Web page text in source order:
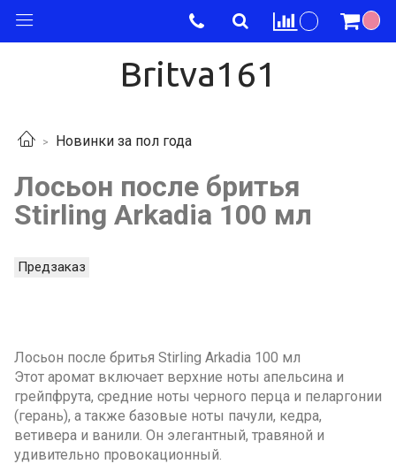
Britva161
Новинки за пол года
Лосьон после бритья
Stirling Arkadia 100 мл
Предзаказ
Лосьон после бритья Stirling Arkadia 100 мл
Этот аромат включает верхние ноты апельсина и
грейпфрута, средние ноты черного перца и пеларгонии
(герань), а также базовые ноты пачули, кедра,
ветивера и ванили. Он элегантный, травяной и
удивительно провокационный.